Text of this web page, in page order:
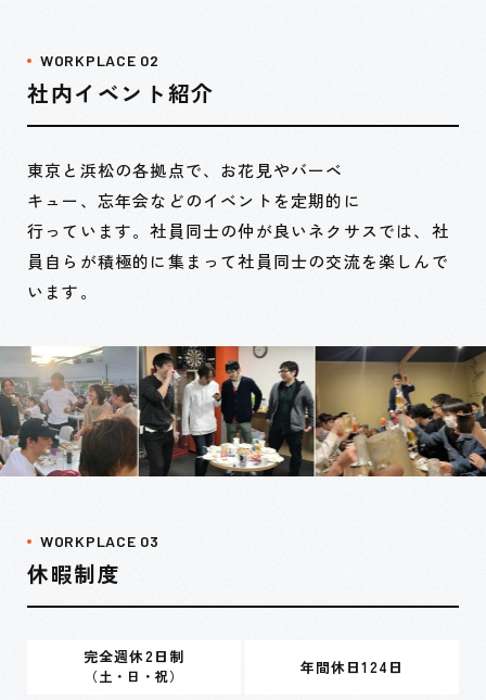
WORKPLACE 02
社内イベント紹介
東京と浜松の各拠点で、お花見やバーベ
キュー、忘年会などのイベントを定期的に
行っています。社員同士の仲が良いネクサスでは、社
員自らが積極的に集まって社員同士の交流を楽しんで
います。
WORKPLACE 03
休暇制度
完全週休2日制
（土・日・祝） 年間休日124日